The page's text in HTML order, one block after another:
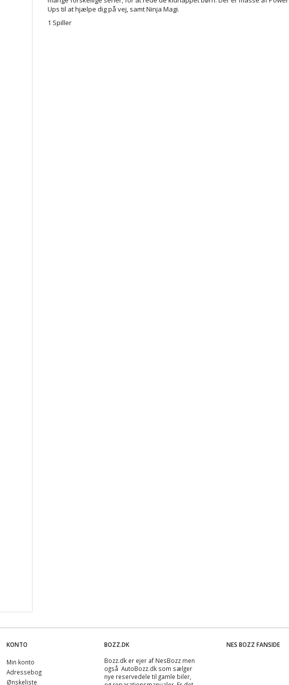
Ups til at hjælpe dig på vej, samt Ninja Magi.
1 Spiller
KONTO
Min konto
Adressebog
Ønskeliste
BOZZ.DK
Bozz.dk er ejer af NesBozz men
også AutoBozz.dk som sælger
nye reservedele til gamle biler,
NES BOZZ FANSIDE